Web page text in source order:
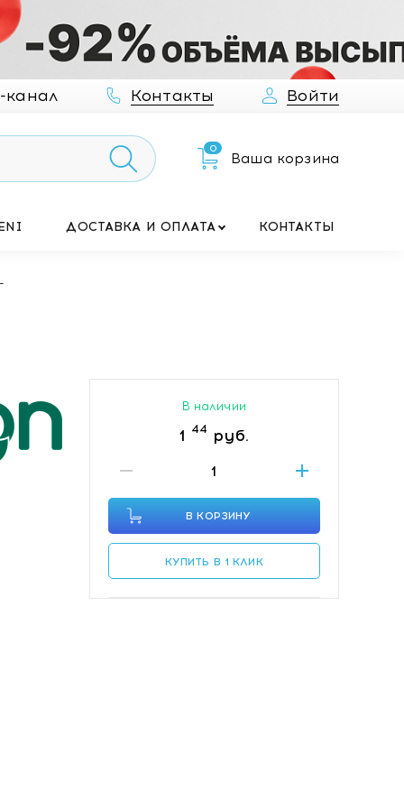
канал Контакты Войти
0
Ваша корзина
ДОСТАВКА И ОПЛАТА КОНТАКТЫ
В наличии
1 44 руб.
В КОРЗИНУ
КУПИТЬ В 1 КЛИК